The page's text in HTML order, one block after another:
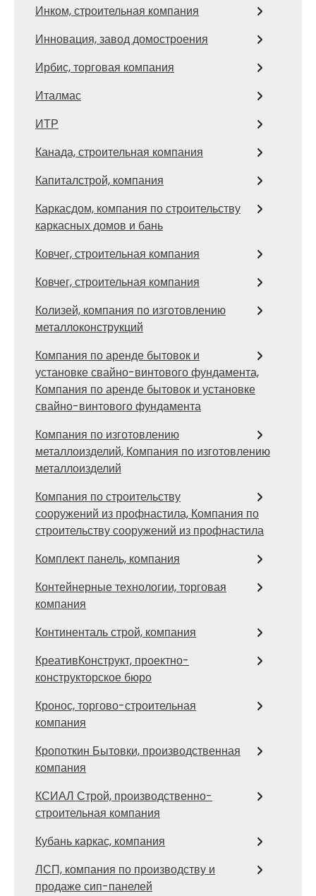
Инком, строительная компания
Инновация, завод домостроения
Ирбис, торговая компания
Италмас
ИТР
Канада, строительная компания
Капиталстрой, компания
Каркасдом, компания по строительству
каркасных домов и бань
Ковчег, строительная компания
Ковчег, строительная компания
Колизей, компания по изготовлению
металлоконструкций
Компания по аренде бытовок и
установке свайно-винтового фундамента,
Компания по аренде бытовок и установке
свайно-винтового фундамента
Компания по изготовлению
металлоизделий, Компания по изготовлению
металлоизделий
Компания по строительству
сооружений из профнастила, Компания по
строительству сооружений из профнастила
Комплект панель, компания
Контейнерные технологии, торговая
компания
Континенталь строй, компания
КреативКонструкт, проектно-
конструкторское бюро
Кронос, торгово-строительная
компания
Кропоткин Бытовки, производственная
компания
КСИАЛ Строй, производственно-
строительная компания
Кубань каркас, компания
ЛСП, компания по производству и
продаже сип-панелей